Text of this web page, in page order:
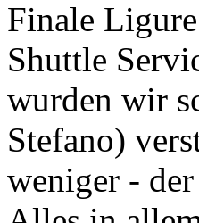
Finale
Shuttle
wurden wir
Stefano)
weniger -